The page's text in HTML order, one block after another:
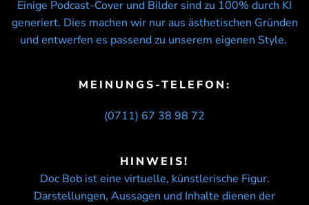
Einige Podcast-Cover und Bilder sind zu 100% durch KI
generiert. Dies machen wir nur aus ästhetischen Gründen
und entwerfen es passend zu unserem eigenen Style.
MEINUNGS-TELEFON:
(0711) 67 38 98 72
HINWEIS!
Doc Bob ist eine virtuelle, künstlerische Figur.
Darstellungen, Aussagen und Inhalte dienen der